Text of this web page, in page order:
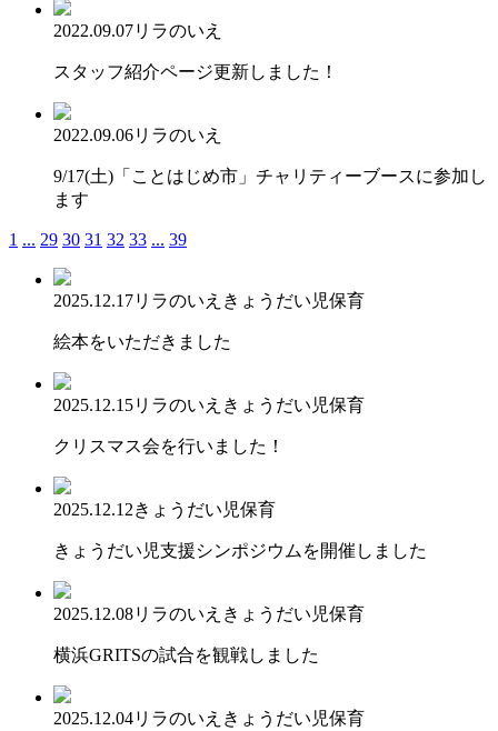
2022.09.07リラのいえ
スタッフ紹介ページ更新しました！
2022.09.06リラのいえ
9/17(土)「ことはじめ市」チャリティーブースに参加し
ます
1 ... 29 30 31 32 33 ... 39
2025.12.17リラのいえ きょうだい児保育
絵本をいただきました
2025.12.15リラのいえ きょうだい児保育
クリスマス会を行いました！
2025.12.12きょうだい児保育
きょうだい児支援シンポジウムを開催しました
2025.12.08リラのいえ きょうだい児保育
横浜GRITSの試合を観戦しました
2025.12.04リラのいえ きょうだい児保育